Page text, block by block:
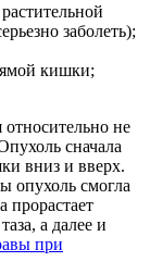
заболеть);
кишки;
не
сначала
вниз и вверх.
опухоль смогла
прорастает
а далее и
при